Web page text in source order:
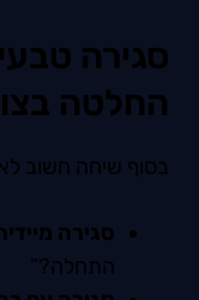
סגירה
החלטה
בסוף שיחה חשוב
סגירה
התחלה?”